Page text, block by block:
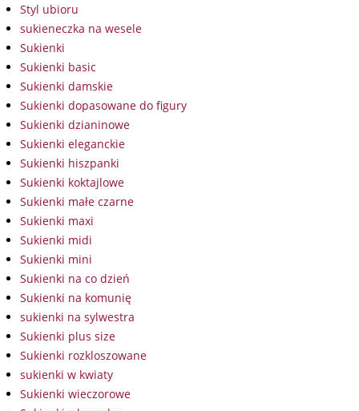
Styl ubioru
sukieneczka na wesele
Sukienki
Sukienki basic
Sukienki damskie
Sukienki dopasowane do figury
Sukienki dzianinowe
Sukienki eleganckie
Sukienki hiszpanki
Sukienki koktajlowe
Sukienki małe czarne
Sukienki maxi
Sukienki midi
Sukienki mini
Sukienki na co dzień
Sukienki na komunię
sukienki na sylwestra
Sukienki plus size
Sukienki rozkloszowane
sukienki w kwiaty
Sukienki wieczorowe